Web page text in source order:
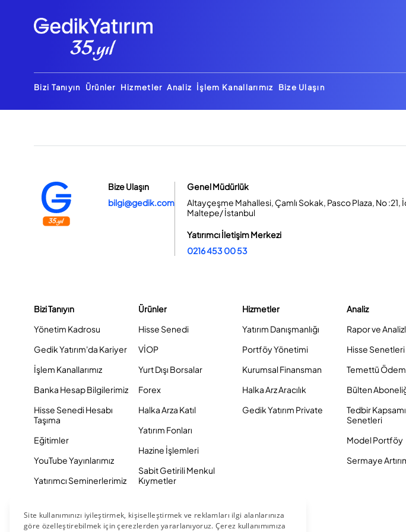
Bizi Tanıyın Ürünler Hizmetler Analiz İşlem Kanallarımız Bize Ulaşın
Bize Ulaşın
bilgi@gedik.com
Genel Müdürlük
Altayçeşme Mahallesi, Çamlı Sokak, Pasco Plaza, No :21,
Maltepe/ İstanbul
Yatırımcı İletişim Merkezi
0216 453 00 53
Bizi Tanıyın
Yönetim Kadrosu
Gedik Yatırım'da Kariyer
İşlem Kanallarımız
Banka Hesap Bilgilerimiz
Hisse Senedi Hesabı
Taşıma
Eğitimler
YouTube Yayınlarımız
Yatırımcı Seminerlerimiz
Ürünler
Hisse Senedi
VİOP
Yurt Dışı Borsalar
Forex
Halka Arza Katıl
Yatırım Fonları
Hazine İşlemleri
Sabit Getirili Menkul
Kıymetler
Tahvil ve Bono
Hizmetler
Yatırım Danışmanlığı
Portföy Yönetimi
Kurumsal Finansman
Halka Arz Aracılık
Gedik Yatırım Private
Analiz
Rapor ve
Hisse Senetleri
Temettü
Bülten
Tedbir
Senetleri
Model Portföy
Sermaye